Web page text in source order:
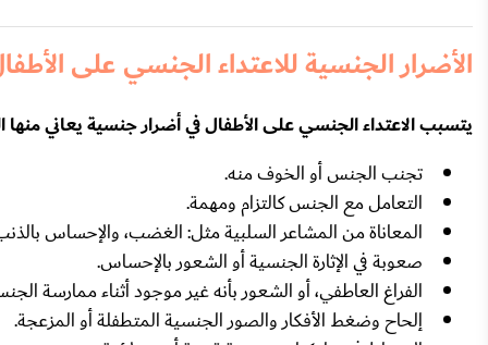
الأضرار الجنسية للاعتداء الجنسي على
يتسبب الاعتداء الجنسي على الأطفال في أضرار جنسية يعاني
تجنب الجنس أو الخوف منه.
التعامل مع الجنس كالتزام ومهمة.
المعاناة من المشاعر السلبية مثل: الغضب، والإحساس
صعوبة في الإثارة الجنسية أو الشعور بالإحساس.
الفراغ العاطفي، أو الشعور بأنه غير موجود أثناء ممارسة
إلحاح وضغط الأفكار والصور الجنسية المتطفلة أو المزعجة.